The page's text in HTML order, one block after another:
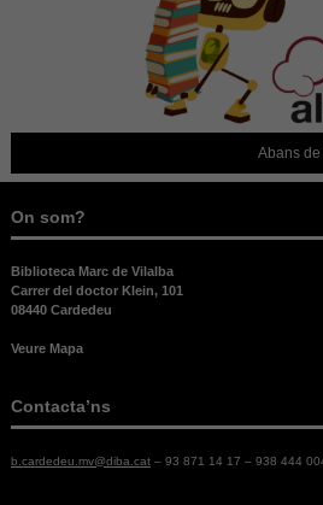
Abans de venir
On som?
Biblioteca Marc de Vilalba
Carrer del doctor Klein, 101
08440 Cardedeu
Veure Mapa
Contacta’ns
b.cardedeu.mv@diba.cat– 93 871 14 17 – 938 444